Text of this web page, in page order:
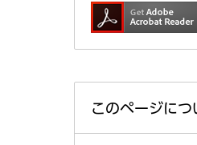
このページに